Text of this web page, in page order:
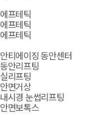
에프테틱
에프테틱
에프테틱
안티에이징 동안센터
동안리프팅
실리프팅
안면거상
내시경 눈썹리프팅
안면보톡스